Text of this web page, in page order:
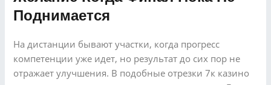
Поднимается
На дистанции бывают участки, когда прогресс
компетенции уже идет, но результат до сих пор не
отражает улучшения. В подобные отрезки 7к казино